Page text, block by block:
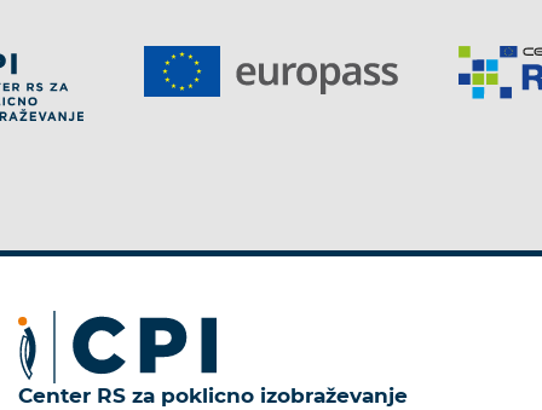
Center RS za poklicno izobraževanje